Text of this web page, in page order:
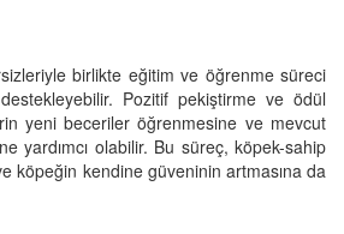
birlikte eğitim ve öğrenme süreci
destekleyebilir. Pozitif pekiştirme ve ödül
yeni beceriler öğrenmesine ve mevcut
yardımcı olabilir. Bu süreç, köpek-sahip
köpeğin kendine güveninin artmasına da